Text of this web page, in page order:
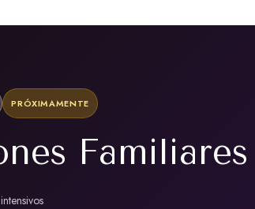
PRÓXIMAMENTE
Familiares